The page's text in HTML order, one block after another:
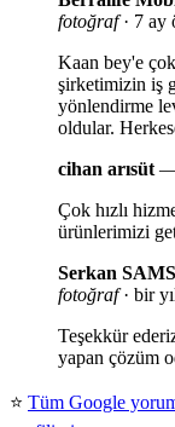
fotoğraf· 7 ay
Kaan bey'e
şirketimizin iş
yönlendirme
oldular.
cihan arısüt
Çok hızlı
ürünlerimizi
Serkan
fotoğraf· bir
Teşekkür
yapan çözüm
⭐ Tüm Google